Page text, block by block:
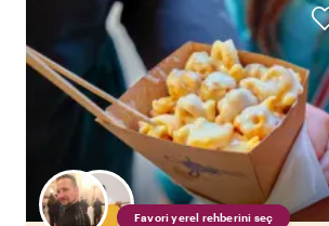
Favori yerel rehberini seç